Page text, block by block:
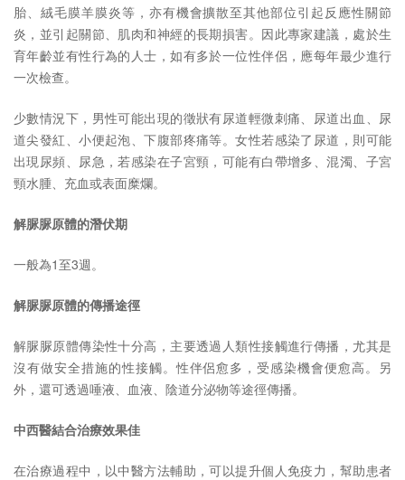
胎、絨毛膜羊膜炎等，亦有機會擴散至其他部位引起反應性關節
炎，並引起關節、肌肉和神經的長期損害。因此專家建議，處於生
育年齡並有性行為的人士，如有多於一位性伴侶，應每年最少進行
一次檢查。
少數情況下，男性可能出現的徵狀有尿道輕微刺痛、尿道出血、尿
道尖發紅、小便起泡、下腹部疼痛等。女性若感染了尿道，則可能
出現尿頻、尿急，若感染在子宮頸，可能有白帶增多、混濁、子宮
頸水腫、充血或表面糜爛。
解脲脲原體的潛伏期
一般為1至3週。
解脲脲原體的傳播途徑
解脲脲原體傳染性十分高，主要透過人類性接觸進行傳播，尤其是
沒有做安全措施的性接觸。性伴侶愈多，受感染機會便愈高。另
外，還可透過唾液、血液、陰道分泌物等途徑傳播。
中西醫結合治療效果佳
在治療過程中，以中醫方法輔助，可以提升個人免疫力，幫助患者